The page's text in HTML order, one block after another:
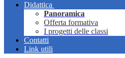
Didattica
Panoramica
Offerta formativa
I progetti delle classi
Contatti
Link utili